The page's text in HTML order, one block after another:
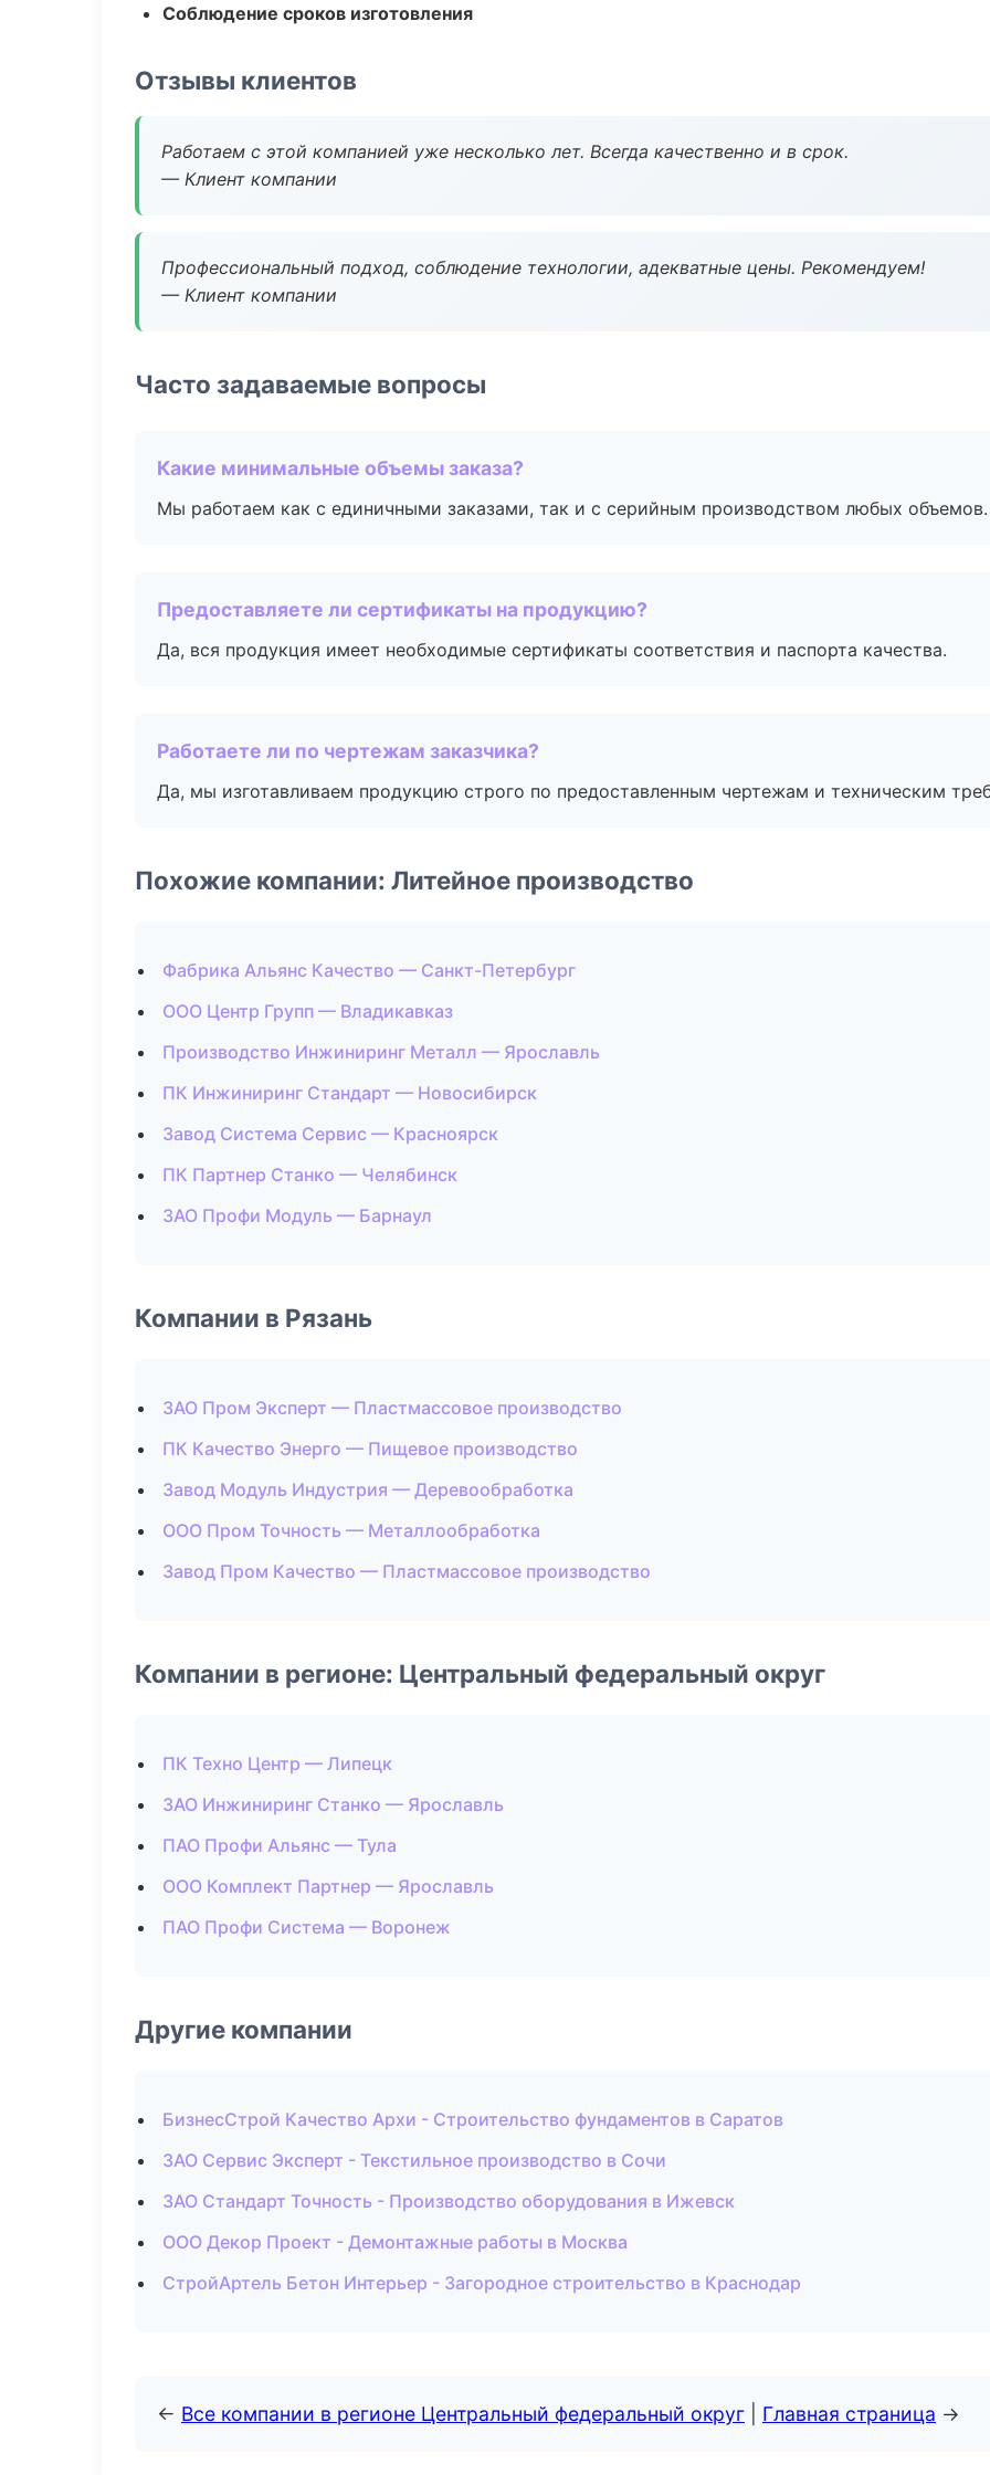
Соблюдение сроков изготовления
Отзывы клиентов
Работаем с этой компанией уже несколько лет. Всегда качественно и в срок.
— Клиент компании
Профессиональный подход, соблюдение технологии, адекватные цены. Рекомендуем!
— Клиент компании
Часто задаваемые вопросы
Какие минимальные объемы заказа?
Мы работаем как с единичными заказами, так и с серийным производством любых объемов.
Предоставляете ли сертификаты на продукцию?
Да, вся продукция имеет необходимые сертификаты соответствия и паспорта качества.
Работаете ли по чертежам заказчика?
Да, мы изготавливаем продукцию строго по предоставленным чертежам и техническим
Похожие компании: Литейное производство
Фабрика Альянс Качество — Санкт-Петербург
ООО Центр Групп — Владикавказ
Производство Инжиниринг Металл — Ярославль
ПК Инжиниринг Стандарт — Новосибирск
Завод Система Сервис — Красноярск
ПК Партнер Станко — Челябинск
ЗАО Профи Модуль — Барнаул
Компании в Рязань
ЗАО Пром Эксперт — Пластмассовое производство
ПК Качество Энерго — Пищевое производство
Завод Модуль Индустрия — Деревообработка
ООО Пром Точность — Металлообработка
Завод Пром Качество — Пластмассовое производство
Компании в регионе: Центральный федеральный округ
ПК Техно Центр — Липецк
ЗАО Инжиниринг Станко — Ярославль
ПАО Профи Альянс — Тула
ООО Комплект Партнер — Ярославль
ПАО Профи Система — Воронеж
Другие компании
БизнесСтрой Качество Архи - Строительство фундаментов в Саратов
ЗАО Сервис Эксперт - Текстильное производство в Сочи
ЗАО Стандарт Точность - Производство оборудования в Ижевск
ООО Декор Проект - Демонтажные работы в Москва
СтройАртель Бетон Интерьер - Загородное строительство в Краснодар
← Все компании в регионе Центральный федеральный округ Главная страница →